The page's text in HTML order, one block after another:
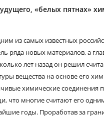
«белых пятнах»
из самых известных
ряда новых материалов, а
лет назад он решил
вещества на основе его
химические соединения
что многие считают его
годы. Проработав за